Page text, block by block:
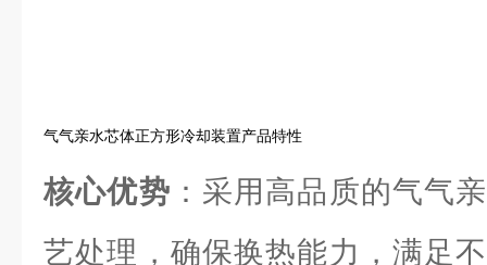
气气亲水芯体正方形冷却装置产品特性
核心优势 ：采用高品质的气气
艺处理，确保换热能力，满足